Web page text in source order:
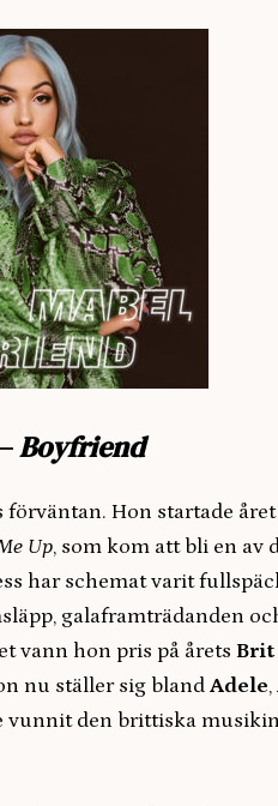
Boyfriend
förväntan. Hon startade
Up, som kom att bli en av
har schemat varit
galaframträdanden
vann hon pris på årets Brit
nu ställer sig bland Adele,
vunnit den brittiska